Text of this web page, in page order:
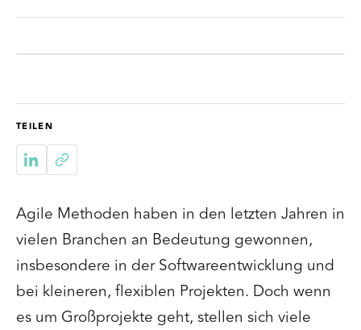
TEILEN
Agile Methoden haben in den letzten Jahren in
vielen Branchen an Bedeutung gewonnen,
insbesondere in der Softwareentwicklung und
bei kleineren, flexiblen Projekten. Doch wenn
es um Großprojekte geht, stellen sich viele